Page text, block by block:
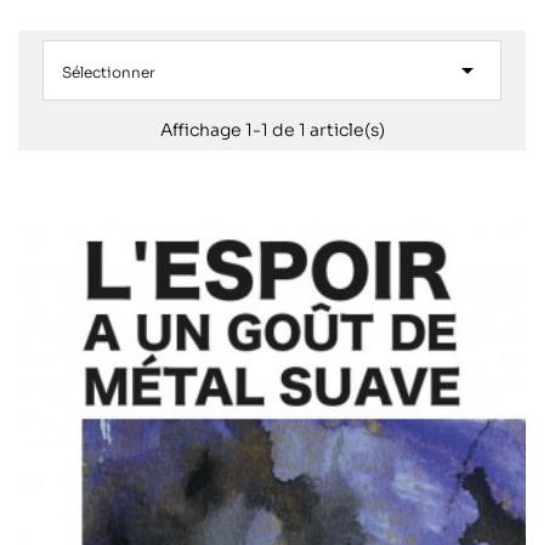
Sélectionner 
Affichage 1-1 de 1 article(s)